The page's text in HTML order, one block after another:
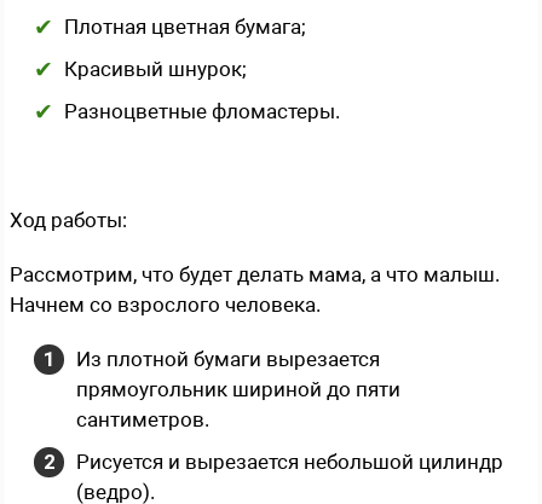
Плотная цветная бумага;
Красивый шнурок;
Разноцветные фломастеры.
Ход работы:
Рассмотрим, что будет делать мама, а что малыш.
Начнем со взрослого человека.
Из плотной бумаги вырезается
прямоугольник шириной до пяти
сантиметров.
Рисуется и вырезается небольшой цилиндр
(ведро).